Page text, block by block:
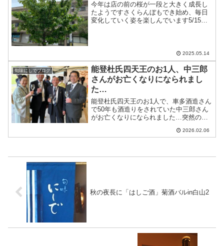
今年は店の前の桜が一段と大きく成長し
たようですさくらんぼもでき始め、毎日
変化していく姿を楽しんでいます5/15〜
2025.05.14
旬味にしでブログ
能登杜氏四天王のお1人、中三郎
さんがお亡くなりになられまし
た…
能登杜氏四天王のお1人で、車多酒造さん
で50年も酒造りをされていた中三郎さん
がお亡くなりになられました…突然のニ
ら「中三郎」と名前のついたお酒を扱わ
2026.02.06
秋の夜長に「はしご酒」菊酒バルin白山2